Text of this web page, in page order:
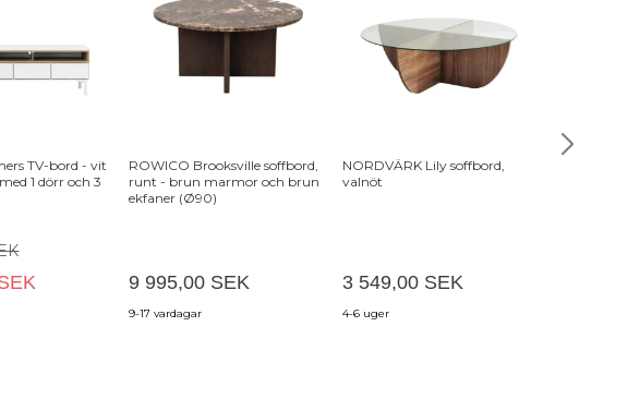
TV-bord - vit
1 dörr och 3
ROWICO Brooksville soffbord,
runt - brun marmor och brun
ekfaner (Ø90)
9 995,00 SEK
9-17 vardagar
NORDVÄRK Lily soffbord,
valnöt
3 549,00 SEK
4-6 uger